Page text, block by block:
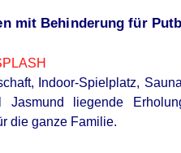
mit Behinderung für
Indoor-Spielplatz,
Jasmund liegende
die ganze Familie.